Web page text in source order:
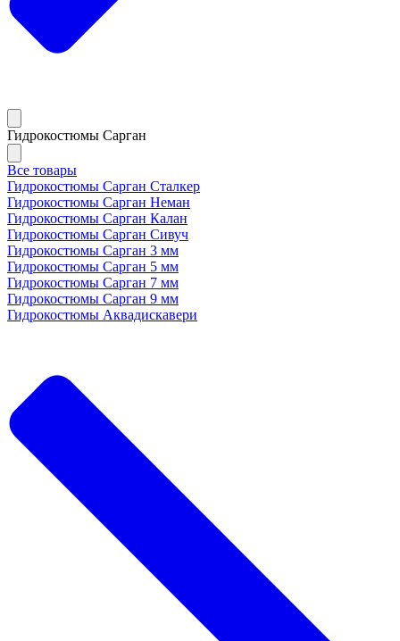
Гидрокостюмы Сарган
Все товары
Гидрокостюмы Сарган Сталкер
Гидрокостюмы Сарган Неман
Гидрокостюмы Сарган Калан
Гидрокостюмы Сарган Сивуч
Гидрокостюмы Сарган 3 мм
Гидрокостюмы Сарган 5 мм
Гидрокостюмы Сарган 7 мм
Гидрокостюмы Сарган 9 мм
Гидрокостюмы Аквадискавери